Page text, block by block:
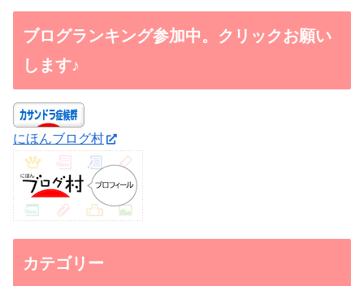
ブログランキング参加中。クリックお願い
します♪
にほんブログ村
カテゴリー